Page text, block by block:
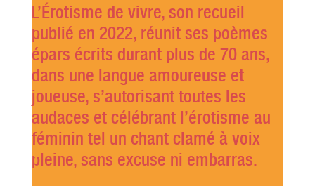
L’Érotisme de vivre, son recueil
publié en 2022, réunit ses poèmes
épars écrits durant plus de 70 ans,
dans une langue amoureuse et
joueuse, s’autorisant toutes les
audaces et célébrant l’érotisme au
féminin tel un chant clamé à voix
pleine, sans excuse ni embarras.